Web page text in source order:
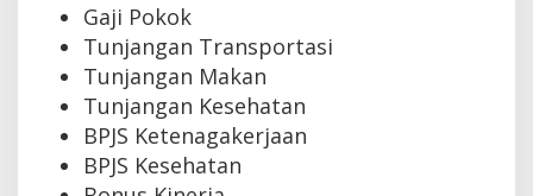
Gaji Pokok
Tunjangan Transportasi
Tunjangan Makan
Tunjangan Kesehatan
BPJS Ketenagakerjaan
BPJS Kesehatan